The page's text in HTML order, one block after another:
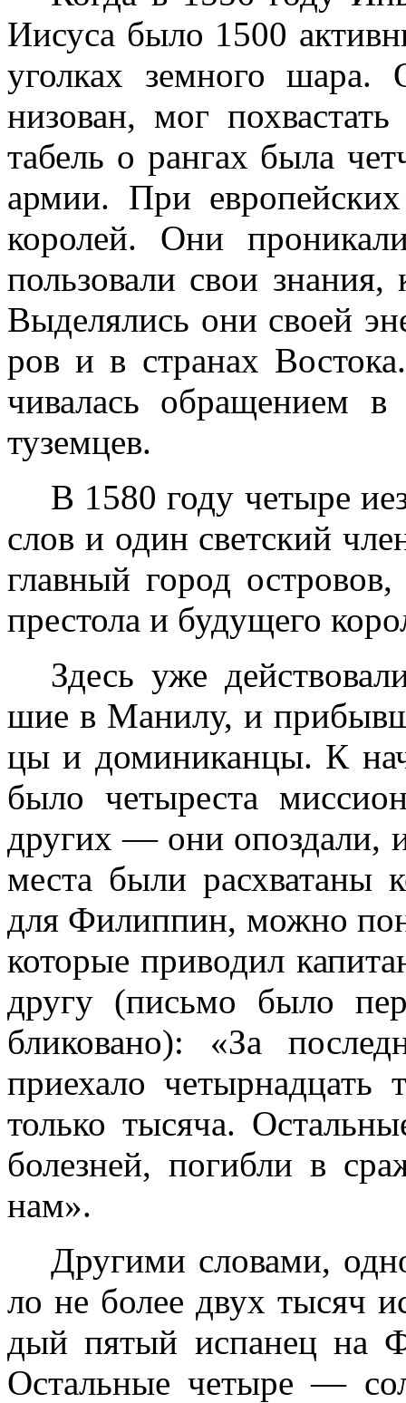
Иисуса было 1500
уголках земного
низован, мог
табель о рангах была
армии. При
королей. Они
пользовали свои
Выделялись они своей
ров и в странах
чивалась обращением
туземцев.
В 1580 году четыре
слов и один светский
главный город
престола и будущего
Здесь уже
шие в Манилу, и
цы и доминиканцы. К
было четыреста
других — они опоздали,
места были расхватаны
для Филиппин, можно
которые приводил
другу (письмо было
бликовано): «За
приехало
только тысяча.
болезней, погибли в
нам».
Другими словами,
ло не более двух тысяч
дый пятый испанец на
Остальные четыре —